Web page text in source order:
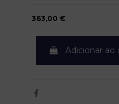
363,00 €
Adicionar ao